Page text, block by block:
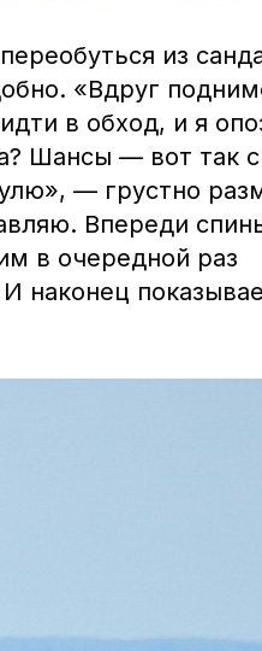
из
«Вдруг
в обход, и я
Шансы — вот так
— грустно
Впереди
в очередной раз
наконец